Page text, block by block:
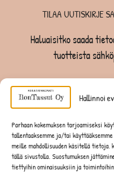
Hallinnoi
Parhaan kokemuksen tarjoamiseksi
tallentaaksemme ja/tai
meille mahdollisuuden käsitellä
tällä sivustolla. Suostumuksen
tiettyihin ominaisuuksiin ja
TILAA UUTISKIRJE
Haluaisitko saada
tuotteista
TILAA UUTISKIRJE -SAAT -